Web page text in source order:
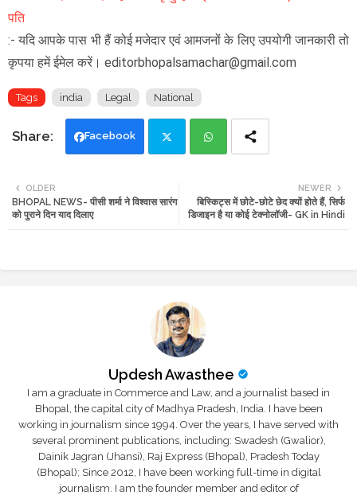
पति
:- यदि आपके पास भी हैं कोई मजेदार एवं आमजनों के लिए उपयोगी जानकारी तो
कृपया हमें ईमेल करें। editorbhopalsamachar@gmail.com
Tags india Legal National
Facebook
tte ats
NEWER
बिस्किट्स में छोटे-छोटे छेद क्यों होते हैं, सिर्फ
डिजाइन है या कोई टेक्नोलॉजी- GK in Hindi
OLDER
BHOPAL NEWS- पीसी शर्मा ने विश्वास सारंग
को पुराने दिन याद दिलाए
Updesh Awasthee
I am a graduate in Commerce and Law, and a journalist based in
Bhopal, the capital city of Madhya Pradesh, India. I have been
working in journalism since 1994. Over the years, I have served with
several prominent publications, including: Swadesh (Gwalior),
Dainik Jagran (Jhansi), Raj Express (Bhopal), Pradesh Today
(Bhopal); Since 2012, I have been working full-time in digital
journalism. I am the founder member and editor of